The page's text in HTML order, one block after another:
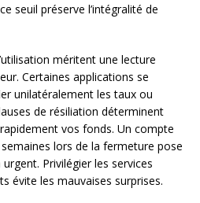
seuil préserve l’intégralité de
méritent une lecture
Certaines applications se
unilatéralement les taux ou
de résiliation déterminent
vos fonds. Un compte
lors de la fermeture pose
Privilégier les services
évite les mauvaises surprises.